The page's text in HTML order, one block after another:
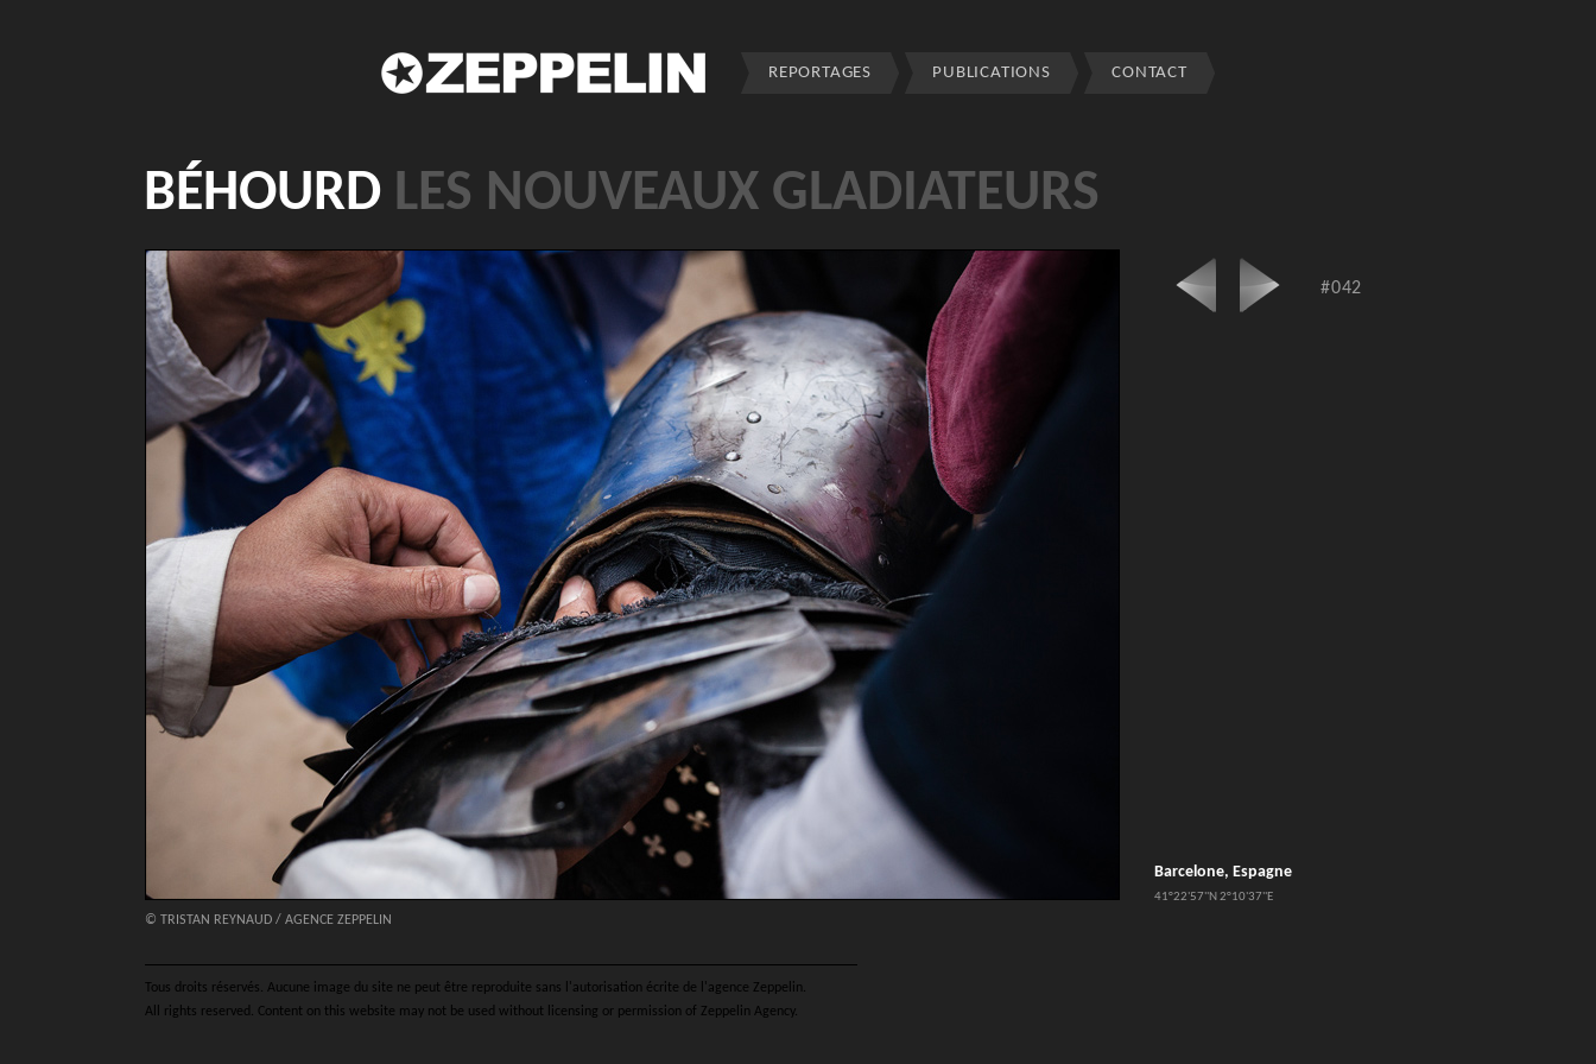
REPORTAGES PUBLICATIONS CONTACT
BÉHOURD LES NOUVEAUX GLADIATEURS
#042
Barcelone, Espagne
41°22'57''N 2°10'37''E
© TRISTAN REYNAUD / AGENCE ZEPPELIN
Tous droits réservés. Aucune image du site ne peut être reproduite sans l'autorisation écrite de l'agence Zeppelin.
All rights reserved. Content on this website may not be used without licensing or permission of Zeppelin Agency.